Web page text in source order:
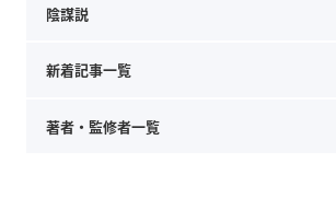
陰謀説
新着記事一覧
著者・監修者一覧